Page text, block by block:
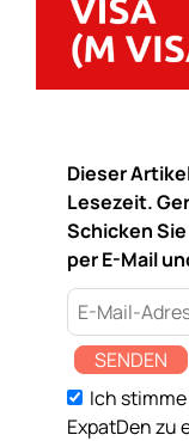
Dieser
Lesezeit.
Schicken
per E-Mail
SENDEN
Ich
ExpatDen zu